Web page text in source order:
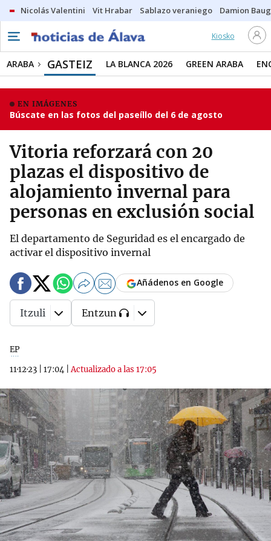
Nicolás Valentini Vit Hrabar Sablazo veraniego Damion
Kiosko
ARABA GASTEIZ LA BLANCA 2026 GREEN ARABA
EN IMÁGENES
Búscate en las fotos del paseíllo del 6 de agosto
Vitoria reforzará con 20
plazas el dispositivo de
alojamiento invernal para
personas en exclusión social
El departamento de Seguridad es el encargado de
activar el dispositivo invernal
EP
11·12·23
17:04 |Actualizado a las 17:05
Añádenos en Google
Itzuli Entzun